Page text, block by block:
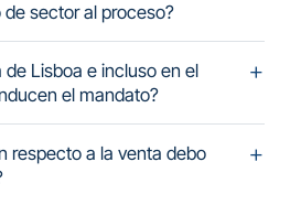
sector al proceso?
Lisboa e incluso en el
el mandato?
respecto a la venta debo